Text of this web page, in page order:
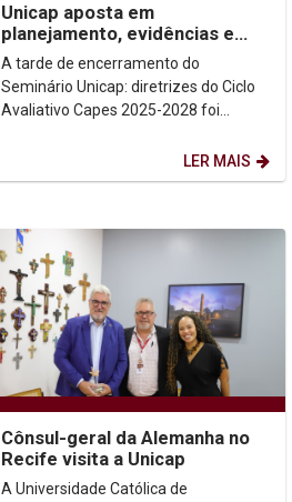
Unicap aposta em
planejamento, evidências e
impacto social para fortalecer
pós-graduação
A tarde de encerramento do
Seminário Unicap: diretrizes do Ciclo
Avaliativo Capes 2025-2028 foi
LER MAIS
Cônsul-geral da Alemanha no
Recife visita a Unicap
A Universidade Católica de